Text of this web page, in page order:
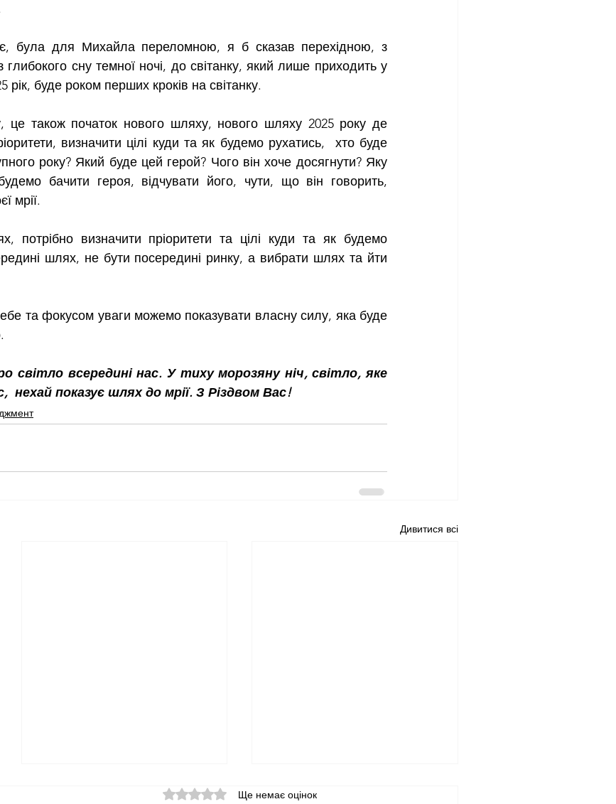
була для Михайла переломною, я б сказав перехідною, з
сну темної ночі, до світанку, який лише приходить у
рік, буде роком перших кроків на світанку.
це також початок нового шляху, нового шляху 2025 року де
визначити цілі куди та як будемо рухатись,  хто буде
року? Який буде цей герой? Чого він хоче досягнути? Яку
бачити героя, відчувати його, чути, що він говорить,
мрії.
потрібно визначити пріоритети та цілі куди та як будемо
шлях, не бути посередині ринку, а вибрати шлях та йти
та фокусом уваги можемо показувати власну силу, яка буде
світло всередині нас. У тиху морозяну ніч, світло, яке
нехай показує шлях до мрії. З Різдвом Вас!
Дивитися всі
Оцінка: 0 з 5 зірок.Ще немає оцінок